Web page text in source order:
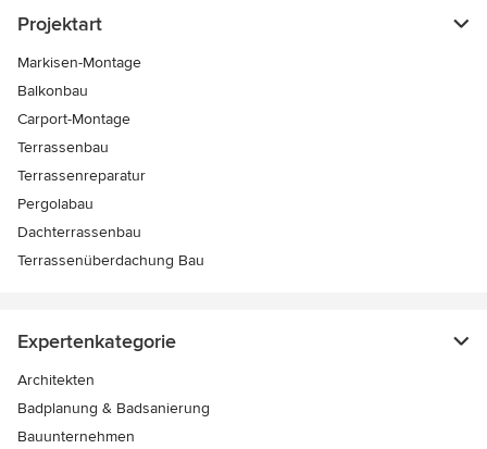
Projektart
Markisen-Montage
Balkonbau
Carport-Montage
Terrassenbau
Terrassenreparatur
Pergolabau
Dachterrassenbau
Terrassenüberdachung Bau
Expertenkategorie
Architekten
Badplanung & Badsanierung
Bauunternehmen